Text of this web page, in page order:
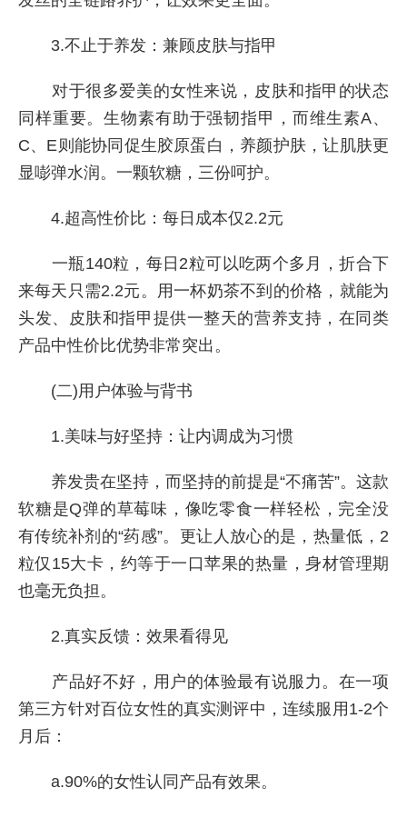
3.不止于养发：兼顾皮肤与指甲
对于很多爱美的女性来说，皮肤和指甲的状态
同样重要。生物素有助于强韧指甲，而维生素A、
C、E则能协同促生胶原蛋白，养颜护肤，让肌肤更
显嘭弹水润。一颗软糖，三份呵护。
4.超高性价比：每日成本仅2.2元
一瓶140粒，每日2粒可以吃两个多月，折合下
来每天只需2.2元。用一杯奶茶不到的价格，就能为
头发、皮肤和指甲提供一整天的营养支持，在同类
产品中性价比优势非常突出。
(二)用户体验与背书
1.美味与好坚持：让内调成为习惯
养发贵在坚持，而坚持的前提是“不痛苦”。这款
软糖是Q弹的草莓味，像吃零食一样轻松，完全没
有传统补剂的“药感”。更让人放心的是，热量低，2
粒仅15大卡，约等于一口苹果的热量，身材管理期
也毫无负担。
2.真实反馈：效果看得见
产品好不好，用户的体验最有说服力。在一项
第三方针对百位女性的真实测评中，连续服用1-2个
月后：
a.90%的女性认同产品有效果。